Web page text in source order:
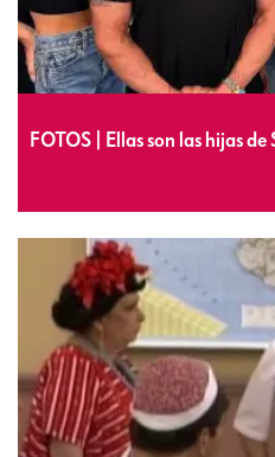
FOTOS | Ellas son las hijas